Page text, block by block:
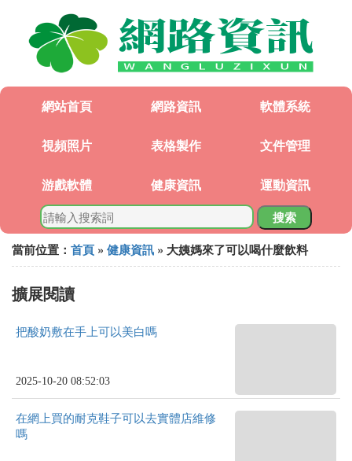
網站首頁 網路資訊 軟體系統
視頻照片 表格製作 文件管理
游戲軟體 健康資訊 運動資訊
搜索
當前位置： 首頁 » 健康資訊 » 大姨媽來了可以喝什麼飲料
擴展閱讀
把酸奶敷在手上可以美白嗎
2025-10-20 08:52:03
在網上買的耐克鞋子可以去實體店維修
嗎